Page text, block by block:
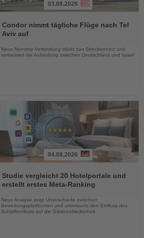
Sie
die
03.08.2026
Condor nimmt tägliche Flüge nach Tel
Aviv auf
Neue Nonstop-Verbindung stärkt das Streckennetz und
verbessert die Anbindung zwischen Deutschland und Israel
Sie
die
04.08.2026
Studie vergleicht 20 Hotelportale und
erstellt erstes Meta-Ranking
Neue Analyse zeigt Unterschiede zwischen
Bewertungsplattformen und untersucht den Einfluss des
Schlafkomforts auf die Gästezufriedenheit